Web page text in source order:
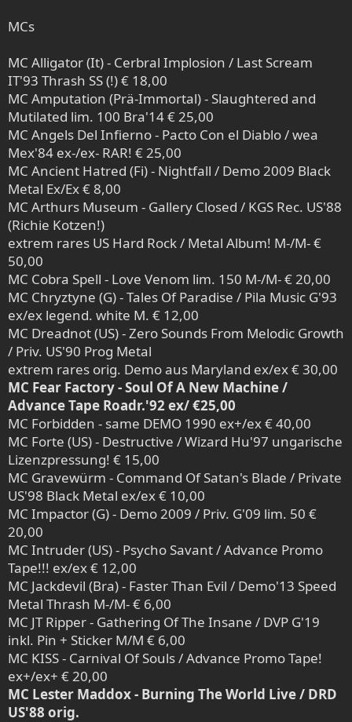
MCs
MC Alligator (It) - Cerbral Implosion / Last Scream
IT'93 Thrash SS (!) € 18,00
MC Amputation (Prä-Immortal) - Slaughtered and
Mutilated lim. 100 Bra'14 € 25,00
MC Angels Del Infierno - Pacto Con el Diablo / wea
Mex'84 ex-/ex- RAR! € 25,00
MC Ancient Hatred (Fi) - Nightfall / Demo 2009 Black
Metal Ex/Ex € 8,00
MC Arthurs Museum - Gallery Closed / KGS Rec. US'88
(Richie Kotzen!)
extrem rares US Hard Rock / Metal Album! M-/M- €
50,00
MC Cobra Spell - Love Venom lim. 150 M-/M- € 20,00
MC Chryztyne (G) - Tales Of Paradise / Pila Music G'93
ex/ex legend. white M. € 12,00
MC Dreadnot (US) - Zero Sounds From Melodic Growth
/ Priv. US'90 Prog Metal
extrem rares orig. Demo aus Maryland ex/ex € 30,00
MC Fear Factory - Soul Of A New Machine /
Advance Tape Roadr.'92 ex/ €25,00
MC Forbidden - same DEMO 1990 ex+/ex € 40,00
MC Forte (US) - Destructive / Wizard Hu'97 ungarische
Lizenzpressung! € 15,00
MC Gravewürm - Command Of Satan's Blade / Private
US'98 Black Metal ex/ex € 10,00
MC Impactor (G) - Demo 2009 / Priv. G'09 lim. 50 €
20,00
MC Intruder (US) - Psycho Savant / Advance Promo
Tape!!! ex/ex € 12,00
MC Jackdevil (Bra) - Faster Than Evil / Demo'13 Speed
Metal Thrash M-/M- € 6,00
MC JT Ripper - Gathering Of The Insane / DVP G'19
inkl. Pin + Sticker M/M € 6,00
MC KISS - Carnival Of Souls / Advance Promo Tape!
ex+/ex+ € 20,00
MC Lester Maddox - Burning The World Live / DRD
US'88 orig.